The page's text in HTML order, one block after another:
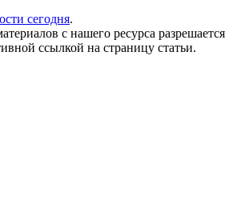
сегодня.
с нашего ресурса разрешается
ссылкой на страницу статьи.